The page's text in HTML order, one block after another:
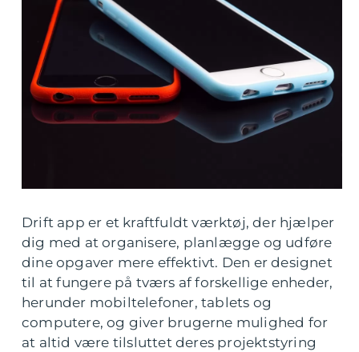
Drift app er et kraftfuldt værktøj, der hjælper
dig med at organisere, planlægge og udføre
dine opgaver mere effektivt. Den er designet
til at fungere på tværs af forskellige enheder,
herunder mobiltelefoner, tablets og
computere, og giver brugerne mulighed for
at altid være tilsluttet deres projektstyring